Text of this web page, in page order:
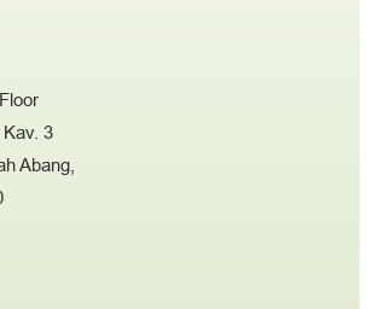
3
Abang,